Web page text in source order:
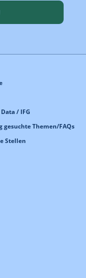
/ IFG
gesuchte Themen/FAQs
Stellen